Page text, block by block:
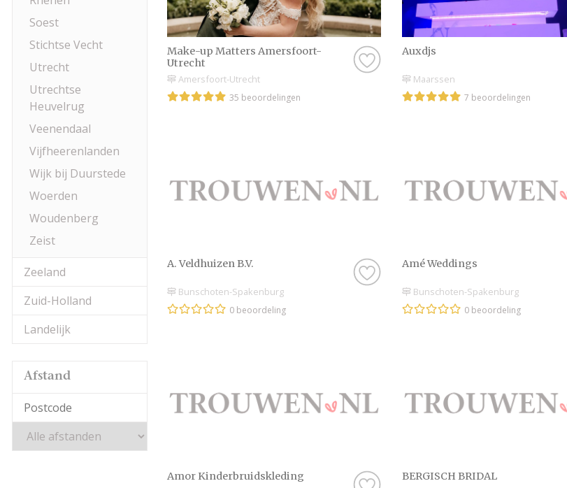
Soest
Stichtse Vecht
Utrecht
Utrechtse
Heuvelrug
Veenendaal
Vijfheerenlanden
Wijk bij Duurstede
Woerden
Woudenberg
Zeist
Zeeland
Zuid-Holland
Landelijk
Afstand
Make-up Matters Amersfoort-
Utrecht
Amersfoort-Utrecht
35 beoordelingen
Auxdjs
Maarssen
7 beoordelingen
A. Veldhuizen B.V.
Bunschoten-Spakenburg
0 beoordeling
Amé Weddings
Bunschoten-Spakenburg
0 beoordeling
Amor Kinderbruidskleding BERGISCH BRIDAL